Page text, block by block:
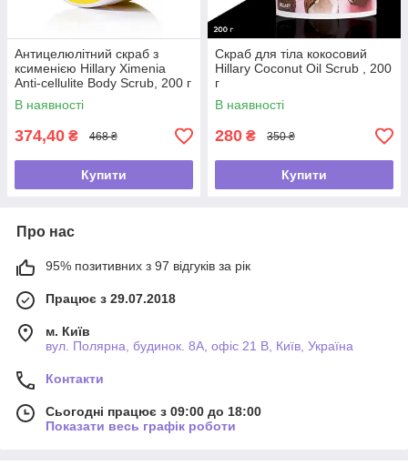
Антицелюлітний скраб з
ксименією Hillary Хimenia
Anti-cellulite Body Scrub, 200 г
В наявності
374,40 ₴ 468 ₴
Купити
Скраб для тіла кокосовий
Hillary Coconut Oil Scrub , 200
г
В наявності
280 ₴ 350 ₴
Купити
Про нас
95% позитивних з 97 відгуків за рік
Працює з 29.07.2018
м. Київ
вул. Полярна, будинок. 8А, офіс 21 В, Київ, Україна
Контакти
Сьогодні працює з 09:00 до 18:00
Показати весь графік роботи